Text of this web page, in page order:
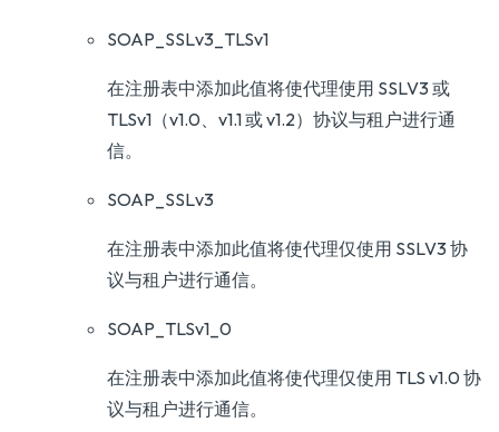
SOAP_SSLv3_TLSv1
在注册表中添加此值将使代理使用 SSLV3 或
TLSv1（v1.0、v1.1 或 v1.2）协议与租户进行通
信。
SOAP_SSLv3
在注册表中添加此值将使代理仅使用 SSLV3 协
议与租户进行通信。
SOAP_TLSv1_0
在注册表中添加此值将使代理仅使用 TLS v1.0 协
议与租户进行通信。